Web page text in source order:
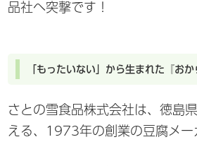
品社へ突撃です！
「もったいない」から生まれた『おか
さとの雪食品株式会社は、徳島
える、1973年の創業の豆腐メー